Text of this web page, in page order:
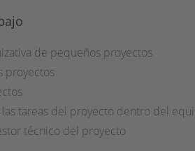
de pequeños proyectos
proyectos
tareas del proyecto dentro del
técnico del proyecto